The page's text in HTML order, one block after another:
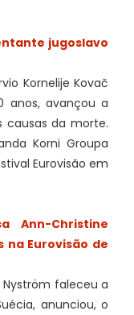
jugoslavo
Kornelije Kovač
anos, avançou a
causas da morte.
Korni Groupa
Eurovisão em
Ann-Christine
Eurovisão de
faleceu a
anunciou, o